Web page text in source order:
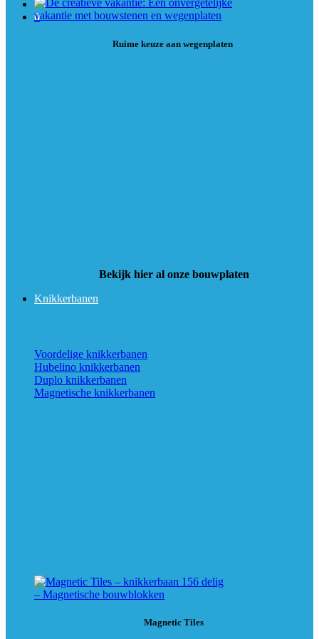
0
Ruime keuze aan wegenplaten
Bekijk hier al onze bouwplaten
Knikkerbanen
Voordelige knikkerbanen
Hubelino knikkerbanen
Duplo knikkerbanen
Magnetische knikkerbanen
Magnetic Tiles